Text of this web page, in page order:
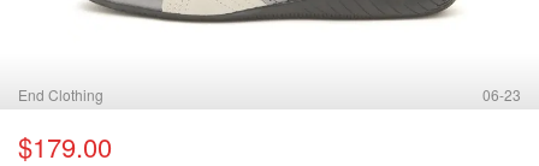
End Clothing 06-23
$179.00